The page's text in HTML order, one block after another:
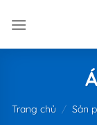
Trang chủ / Sản